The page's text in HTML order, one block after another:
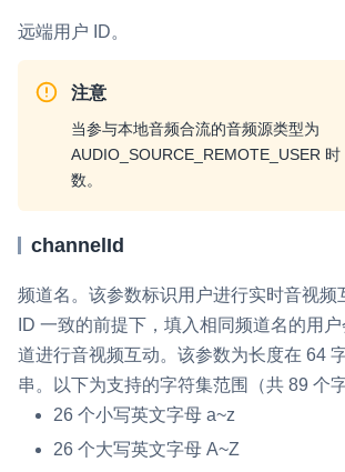
内容审核
云市场
一站式实时互动模块的选型、购买、账号打通
使用录制、推流、拉流等服务丰富互动体验
云端录制
本地服务端录制
RTC 服务端 SDK
与 RTC 客户端 SDK 互通，实现收发流
远端用户 ID。
注意
当参与本地音频合流的音频源类型为
AUDIO_SOURCE_REMOTE_USER 时
数。
channelId
频道名。该参数标识用户进行实时音视频
ID 一致的前提下，填入相同频道名的用
道进行音视频互动。该参数为长度在 64
串。以下为支持的字符集范围（共 89 个
26 个小写英文字母 a~z
26 个大写英文字母 A~Z